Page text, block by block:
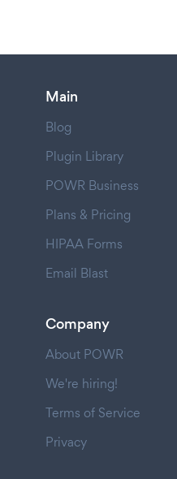
Main
Blog
Plugin Library
POWR Business
Plans & Pricing
HIPAA Forms
Email Blast
Company
About POWR
We're hiring!
Terms of Service
Privacy